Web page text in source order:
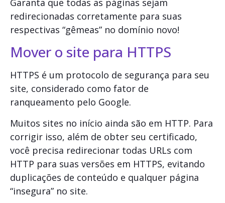
Garanta que todas as páginas sejam
redirecionadas corretamente para suas
respectivas “gêmeas” no domínio novo!
Mover o site para HTTPS
HTTPS é um protocolo de segurança para seu
site, considerado como fator de
ranqueamento pelo Google.
Muitos sites no início ainda são em HTTP. Para
corrigir isso, além de obter seu certificado,
você precisa redirecionar todas URLs com
HTTP para suas versões em HTTPS, evitando
duplicações de conteúdo e qualquer página
“insegura” no site.